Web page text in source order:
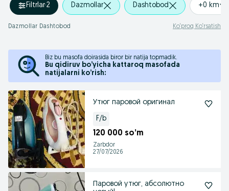
Filtrlar·2 Dazmollar Dashtobod +0 km
Dazmollar Dashtobod Ko‘proq Ko‘rsatish
Biz bu masofa doirasida biror bir natija topmadik.
Bu qidiruv bo’yicha kattaroq masofada
natijalarni ko’rish:
Утюг паровой оригинал
F/b
120 000 so’m
Zarbdor
27/07/2026
Паровой утюг, абсолютно